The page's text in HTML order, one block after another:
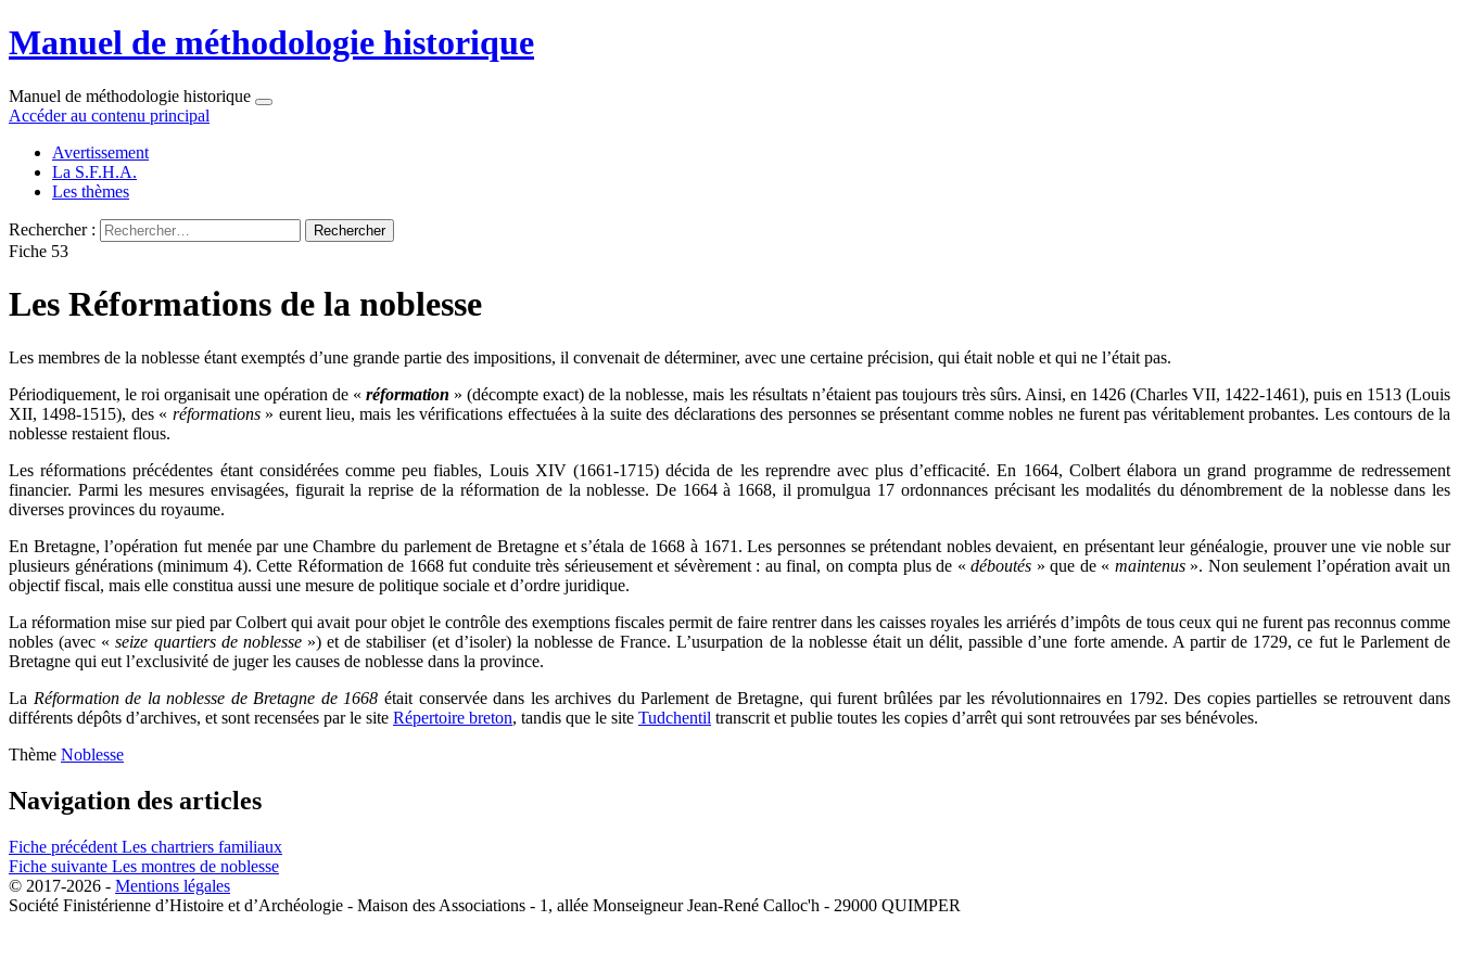
Manuel de méthodologie historique
Manuel de méthodologie historique
Accéder au contenu principal
Avertissement
La S.F.H.A.
Les thèmes
Rechercher :
Fiche 53
Les Réformations de la noblesse
Les membres de la noblesse étant exemptés d’une grande partie des impositions, il convenait de déterminer, avec une certaine précision, qui était noble et qui ne l’était pas.
Périodiquement, le roi organisait une opération de «réformation » (décompte exact) de la noblesse, mais les résultats n’étaient pas toujours très sûrs. Ainsi, en 1426 (Charles VII, 1422-1461), puis en 1513 (Louis
XII, 1498-1515), des « réformations» eurent lieu, mais les vérifications effectuées à la suite des déclarations des personnes se présentant comme nobles ne furent pas véritablement probantes. Les contours de la
noblesse restaient flous.
Les réformations précédentes étant considérées comme peu fiables, Louis XIV (1661-1715) décida de les reprendre avec plus d’efficacité. En 1664, Colbert élabora un grand programme de redressement
financier. Parmi les mesures envisagées, figurait la reprise de la réformation de la noblesse. De 1664 à 1668, il promulgua 17 ordonnances précisant les modalités du dénombrement de la noblesse dans les
diverses provinces du royaume.
En Bretagne, l’opération fut menée par une Chambre du parlement de Bretagne et s’étala de 1668 à 1671. Les personnes se prétendant nobles devaient, en présentant leur généalogie, prouver une vie noble sur
plusieurs générations (minimum 4). Cette Réformation de 1668 fut conduite très sérieusement et sévèrement : au final, on compta plus de «déboutés » que de « maintenus». Non seulement l’opération avait un
objectif fiscal, mais elle constitua aussi une mesure de politique sociale et d’ordre juridique.
La réformation mise sur pied par Colbert qui avait pour objet le contrôle des exemptions fiscales permit de faire rentrer dans les caisses royales les arriérés d’impôts de tous ceux qui ne furent pas reconnus comme
nobles (avec «seize quartiers de noblesse») et de stabiliser (et d’isoler) la noblesse de France. L’usurpation de la noblesse était un délit, passible d’une forte amende. A partir de 1729, ce fut le Parlement de
Bretagne qui eut l’exclusivité de juger les causes de noblesse dans la province.
La Réformation de la noblesse de Bretagne de 1668 était conservée dans les archives du Parlement de Bretagne, qui furent brûlées par les révolutionnaires en 1792. Des copies partielles se retrouvent dans
différents dépôts d’archives, et sont recensées par le site Répertoire breton, tandis que le site Tudchentil transcrit et publie toutes les copies d’arrêt qui sont retrouvées par ses bénévoles.
Thème Noblesse
Navigation des articles
Fiche précédent Les chartriers familiaux
Fiche suivante Les montres de noblesse
© 2017-2026 - Mentions légales
Société Finistérienne d’Histoire et d’Archéologie - Maison des Associations - 1, allée Monseigneur Jean-René Calloc'h - 29000 QUIMPER